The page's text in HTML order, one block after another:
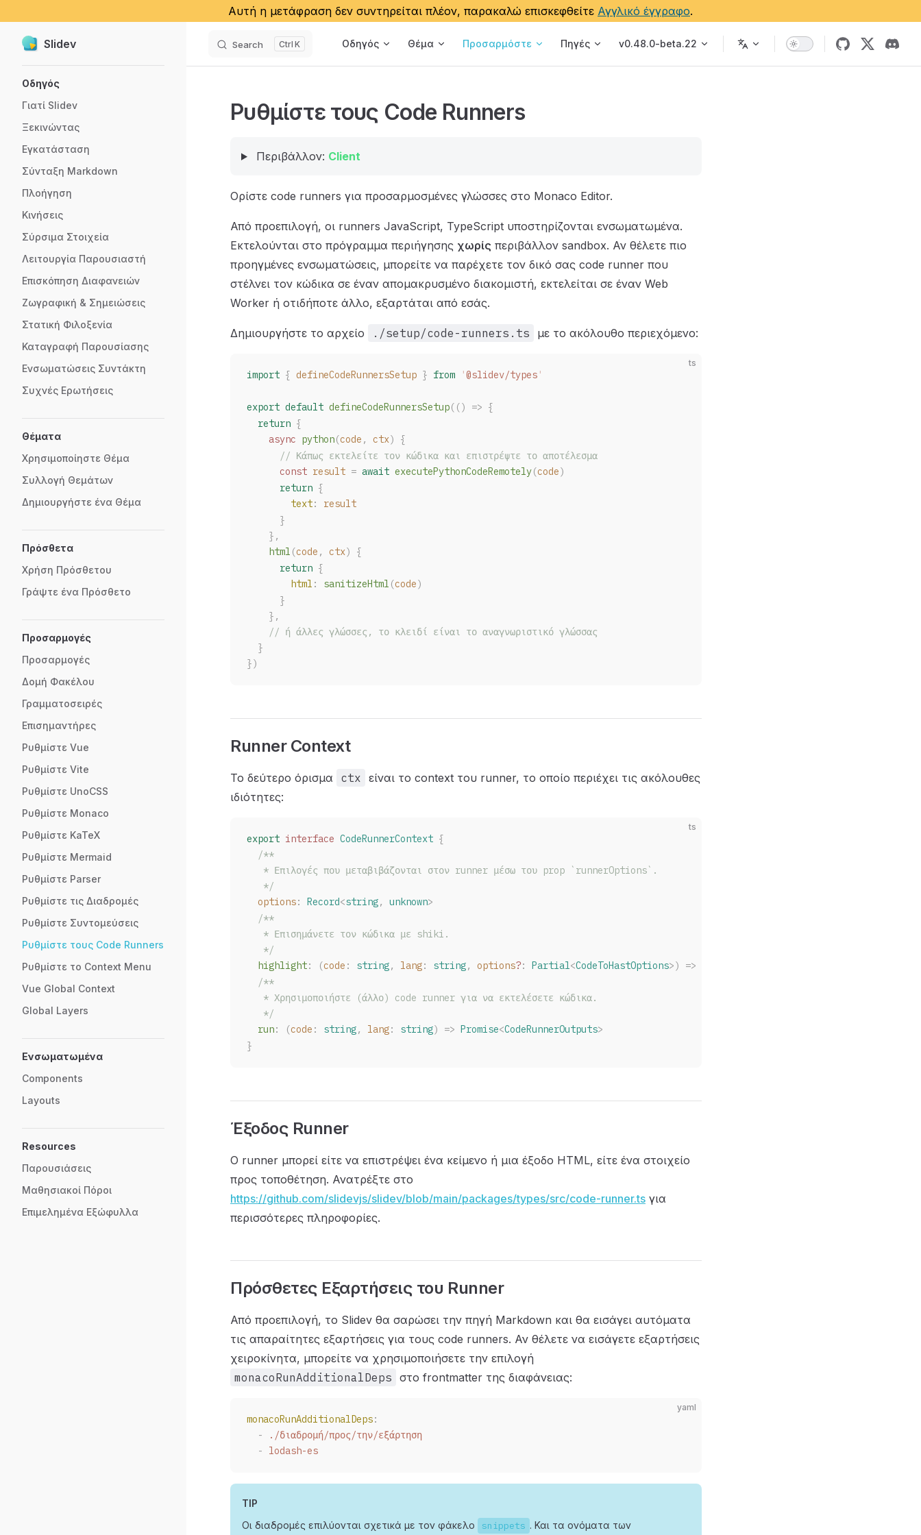
Αυτή η μετάφραση δεν συντηρείται πλέον, παρακαλώ επισκεφθείτε Αγγλικό έγγραφο.
Skip to content
Slidev Search K Οδηγός Θέμα Προσαρμόστε Πηγές v0.48.0-beta.22
Οδηγός
Γιατί Slidev
Ξεκινώντας
Εγκατάσταση
Σύνταξη Markdown
Πλοήγηση
Κινήσεις
Σύρσιμα Στοιχεία
Λειτουργία Παρουσιαστή
Επισκόπηση Διαφανειών
Ζωγραφική & Σημειώσεις
Στατική Φιλοξενία
Καταγραφή Παρουσίασης
Ενσωματώσεις Συντάκτη
Συχνές Ερωτήσεις
Θέματα
Χρησιμοποίηστε Θέμα
Συλλογή Θεμάτων
Δημιουργήστε ένα Θέμα
Πρόσθετα
Χρήση Πρόσθετου
Γράψτε ένα Πρόσθετο
Προσαρμογές
Προσαρμογές
Δομή Φακέλου
Γραμματοσειρές
Επισημαντήρες
Ρυθμίστε Vue
Ρυθμίστε Vite
Ρυθμίστε UnoCSS
Ρυθμίστε Monaco
Ρυθμίστε KaTeX
Ρυθμίστε Mermaid
Ρυθμίστε Parser
Ρυθμίστε τις Διαδρομές
Ρυθμίστε Συντομεύσεις
Ρυθμίστε τους Code Runners
Ρυθμίστε το Context Menu
Vue Global Context
Global Layers
Ενσωματωμένα
Components
Layouts
Resources
Παρουσιάσεις
Μαθησιακοί Πόροι
Επιμελημένα Εξώφυλλα
Ρυθμίστε τους Code Runners
Περιβάλλον: Client
Ορίστε code runners για προσαρμοσμένες γλώσσες στο Monaco Editor.
Από προεπιλογή, οι runners JavaScript, TypeScript υποστηρίζονται ενσωματωμένα.
Εκτελούνται στο πρόγραμμα περιήγησης χωρίς περιβάλλον sandbox. Αν θέλετε πιο
προηγμένες ενσωματώσεις, μπορείτε να παρέχετε τον δικό σας code runner που
στέλνει τον κώδικα σε έναν απομακρυσμένο διακομιστή, εκτελείται σε έναν Web
Worker ή οτιδήποτε άλλο, εξαρτάται από εσάς.
Δημιουργήστε το αρχείο ./setup/code-runners.ts με το ακόλουθο περιεχόμενο:
ts
import { defineCodeRunnersSetup } from '@slidev/types '
export default defineCodeRunnersSetup(() => {
  return
{
    async
python(code , ctx) {
      // Κάπως εκτελείτε τον κώδικα και επιστρέψτε το αποτέλεσμα
      const
result = await executePythonCodeRemotely(code)
      return
{
text: result
      }
    },
html (code , ctx) {
      return
{
html : sanitizeHtml (code)
      }
    },
    // ή άλλες γλώσσες, το κλειδί είναι το αναγνωριστικό γλώσσας
  }
})
Runner Context
Το δεύτερο όρισμα ctx είναι το context του runner, το οποίο περιέχει τις ακόλουθες
ιδιότητες:
ts
export interface CodeRunnerContext {
  /**
   * Επιλογές που μεταβιβάζονται στον runner μέσω του prop `runnerOptions`.
   */
options: Record<string, unknown>
  /**
   * Επισημάνετε τον κώδικα με shiki.
   */
highlight: (code : string, lang: string, options?: Partial<CodeToHastOptions>) =>
  /**
   * Χρησιμοποιήστε (άλλο) code runner για να εκτελέσετε κώδικα.
   */
run: (code : string, lang: string) => Promise<CodeRunnerOutputs>
}
Έξοδος Runner
Ο runner μπορεί είτε να επιστρέψει ένα κείμενο ή μια έξοδο HTML, είτε ένα στοιχείο
προς τοποθέτηση. Ανατρέξτε στο
https://github.com/slidevjs/slidev/blob/main/packages/types/src/code-runner.ts για
περισσότερες πληροφορίες.
Πρόσθετες Εξαρτήσεις του Runner
Από προεπιλογή, το Slidev θα σαρώσει την πηγή Markdown και θα εισάγει αυτόματα
τις απαραίτητες εξαρτήσεις για τους code runners. Αν θέλετε να εισάγετε εξαρτήσεις
χειροκίνητα, μπορείτε να χρησιμοποιήσετε την επιλογή
monacoRunAdditionalDeps στο frontmatter της διαφάνειας:
yaml
monacoRunAdditionalDeps:
  -
./διαδρομή/προς/την/εξάρτηση
  -
lodash-es
TIP
Οι διαδρομές επιλύονται σχετικά με τον φάκελο
snippets . Και τα ονόματα των